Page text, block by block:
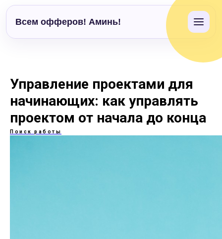
Всем офферов! Аминь!
Управление проектами для
начинающих: как управлять
проектом от начала до конца
Поиск работы